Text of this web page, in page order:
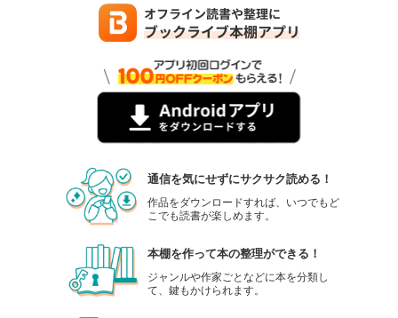
通信を気にせずにサクサク読める！
作品をダウンロードすれば、いつでもど
こでも読書が楽しめます。
本棚を作って本の整理ができる！
ジャンルや作家ごとなどに本を分類し
て、鍵もかけられます。